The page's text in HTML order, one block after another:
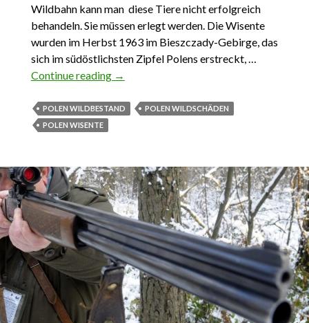
Wildbahn kann man diese Tiere nicht erfolgreich
behandeln. Sie müssen erlegt werden. Die Wisente
wurden im Herbst 1963 im Bieszczady-Gebirge, das
sich im südöstlichsten Zipfel Polens erstreckt, …
Continue reading Blinder Bulle, blinde Kuh
→
POLEN WILDBESTAND
POLEN WILDSCHÄDEN
POLEN WISENTE